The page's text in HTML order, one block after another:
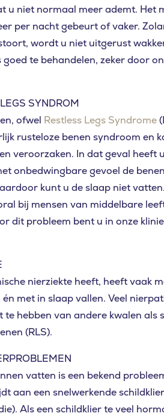
bent u naar
u niet normaal meer ademt. Het
per nacht gebeurt of vaker.
wordt u niet uitgerust
goed te behandelen, zeker door
SYNDROM
ofwel Restless Legs Syndrome
rusteloze benen syndroom en
veroorzaken. In dat geval heeft u
onbedwingbare gevoel de
kunt u de slaap niet
bij mensen van middelbare
dit probleem bent u in onze
nierziekte heeft, heeft vaak
met in slaap vallen. Veel
te hebben van andere kwalen als
(RLS).
vatten is een bekend
aan een snelwerkende schildklier
Als een schildklier te veel